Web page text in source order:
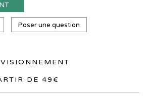
Poser une question
DE 49€